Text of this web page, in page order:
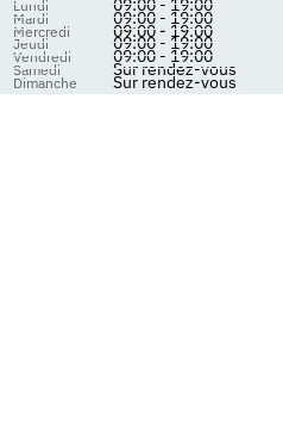
Lundi 09:00 - 19:00
Mardi 09:00 - 19:00
Mercredi 09:00 - 19:00
Jeudi 09:00 - 19:00
Vendredi 09:00 - 19:00
Samedi Sur rendez-vous
Dimanche Sur rendez-vous